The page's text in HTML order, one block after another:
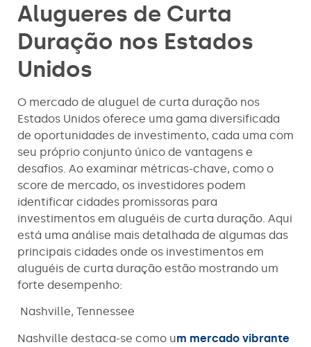
Alugueres de Curta
Duração nos Estados
Unidos
O mercado de aluguel de curta duração nos
Estados Unidos oferece uma gama diversificada
de oportunidades de investimento, cada uma com
seu próprio conjunto único de vantagens e
desafios. Ao examinar métricas-chave, como o
score de mercado, os investidores podem
identificar cidades promissoras para
investimentos em aluguéis de curta duração. Aqui
está uma análise mais detalhada de algumas das
principais cidades onde os investimentos em
aluguéis de curta duração estão mostrando um
forte desempenho:
Nashville, Tennessee
Nashville destaca-se como um mercado vibrante